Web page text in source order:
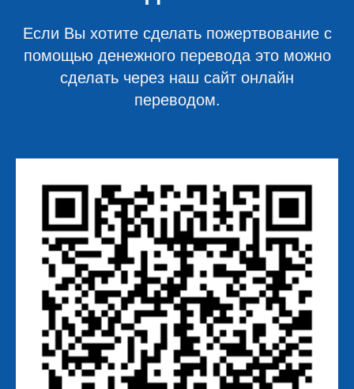
Если Вы хотите сделать пожертвование с
помощью денежного перевода это можно
сделать через наш сайт онлайн
переводом.